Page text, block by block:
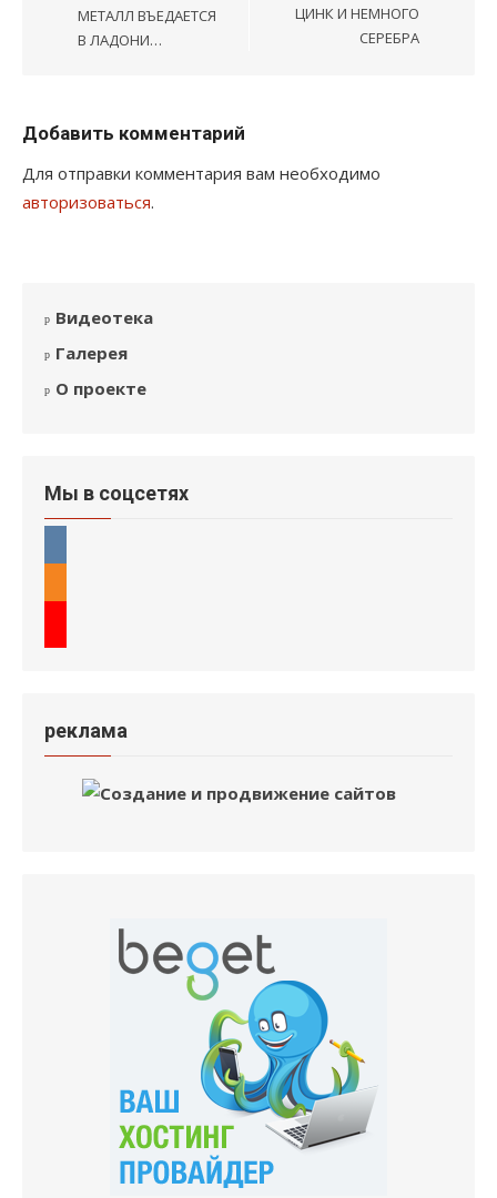
записям
МЕТАЛЛ ВЪЕДАЕТСЯ
В ЛАДОНИ…
ЦИНК И НЕМНОГО
СЕРЕБРА
Добавить комментарий
Для отправки комментария вам необходимо
авторизоваться.
Видеотека
Галерея
О проекте
Мы в соцсетях
реклама